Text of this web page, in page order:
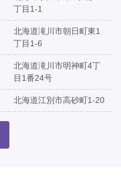
丁目1-1
北海道滝川市朝日町東1
丁目1-6
北海道滝川市明神町4丁
目1番24号
北海道江別市高砂町1-20